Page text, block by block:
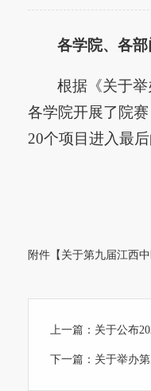
各学院、各部
根据《关于
各学院开展了院
20个项目进入最
附件【关于第九届江西
上一篇： 关于公布
下一篇： 关于举办